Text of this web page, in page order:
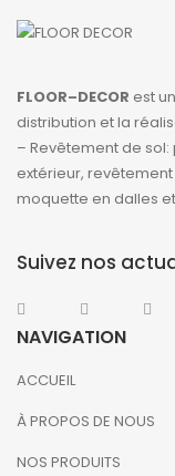
FLOOR–DECOR est
distribution et la
– Revêtement de
extérieur,
moquette en dalles
Suivez nos
NAVIGATION
ACCUEIL
À PROPOS DE NOUS
NOS PRODUITS